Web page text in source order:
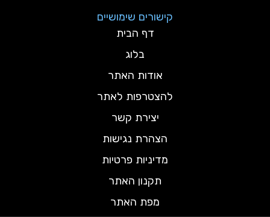
קישורים שימושיים
דף הבית
בלוג
אודות האתר
להצטרפות לאתר
יצירת קשר
הצהרת נגישות
מדיניות פרטיות
תקנון האתר
מפת האתר